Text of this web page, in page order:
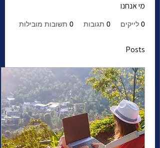
מי אנחנו
0 לייקים 0 תגובות 0 תשובות מובילות
Posts